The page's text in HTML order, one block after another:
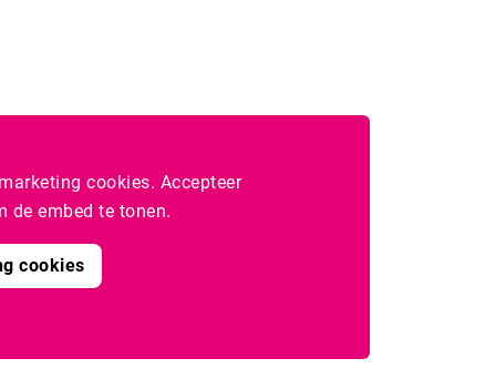
cookies. Accepteer
de embed te tonen.
cookies